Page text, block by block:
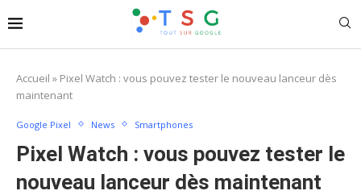
Accueil » Pixel Watch : vous pouvez tester le nouveau lanceur dès
maintenant
Google Pixel News Smartphones
Pixel Watch : vous pouvez tester le
nouveau lanceur dès maintenant